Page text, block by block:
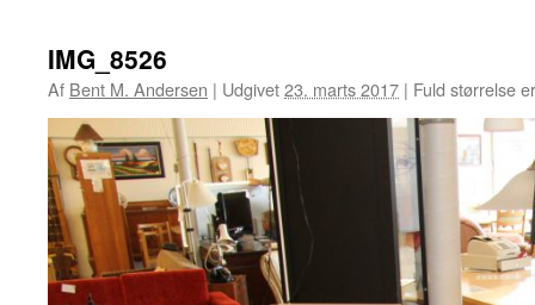
IMG_8526
Af Bent M. Andersen | Udgivet23. marts 2017 | Fuld størrelse